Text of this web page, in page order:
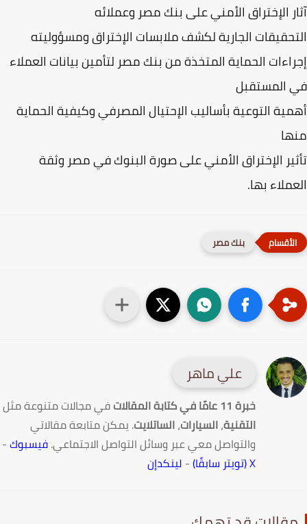
الإختراق الأمني على بنك مصر وعملائه
الجارية لكشف ملابسات الإختراق ومسؤوليته
الحماية المتخذة من بنك مصر لتأمين بيانات العملاء
المستقبل
التوعية بأساليب الإحتيال المصرفي وكيفية الحماية
الإختراق الأمني على صورة البنوك في مصر وثقة
بها.
بنك مصر
علي ماهر
خبرة 11 عامًا في كتابة المقالات
في مجالات متنوعة مثل
التقنية،السيارات،الساتلايت. يمكن متابعة مقالاتي
والتواصل معي عبر وسائل التواصل الاجتماعي.فيسبوك-
-لينكدإن